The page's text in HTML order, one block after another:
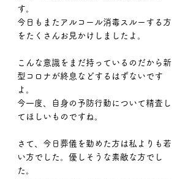
す。
今日もまたアルコール消毒スルーする方
をたくさんお見かけしましたよ。
こんな意識をまだ持っているのだから新
型コロナが終息などするはずないです
よ。
今一度、自身の予防行動について精査し
てほしいものですね。
さて、今日葬儀を勤めた方は私よりも若
い方でした。優しそうな素敵な方でし
た。